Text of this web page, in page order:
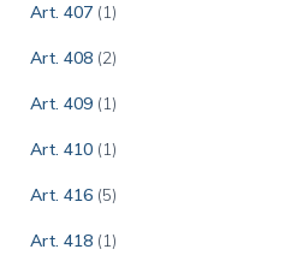
Art. 407 (1)
Art. 408 (2)
Art. 409 (1)
Art. 410 (1)
Art. 416 (5)
Art. 418 (1)